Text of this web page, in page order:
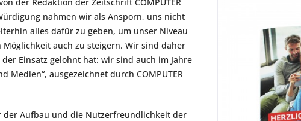
nahmen wir als Ansporn, uns nicht
alles dafür zu geben, um unser Niveau
auch zu steigern. Wir sind daher
Einsatz gelohnt hat: wir sind auch im Jahre
Medien“, ausgezeichnet durch COMPUTER
der Aufbau und die Nutzerfreundlichkeit der